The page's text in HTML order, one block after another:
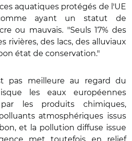
aquatiques protégés de l'UE
ayant un statut de
ou mauvais. "Seuls 17% des
rivières, des lacs, des alluviaux
état de conservation."
pas meilleure au regard du
les eaux européennes
les produits chimiques,
atmosphériques issus
et la pollution diffuse issue
met toutefois en relief